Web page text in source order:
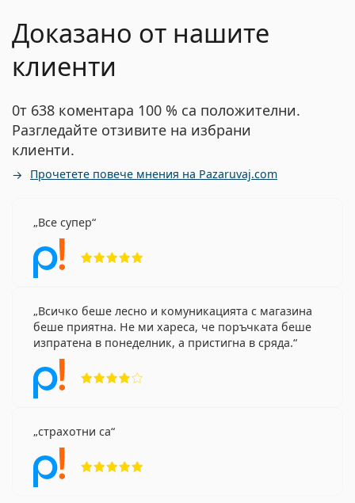
Доказано от нашите
клиенти
0т 638 коментара 100 % са положителни.
Разгледайте отзивите на избрани
клиенти.
Прочетете повече мнения на Pazaruvaj.com
Все супер
Всичко беше лесно и комуникацията с магазина
беше приятна. Не ми хареса, че поръчката беше
изпратена в понеделник, а пристигна в сряда.
страхотни са